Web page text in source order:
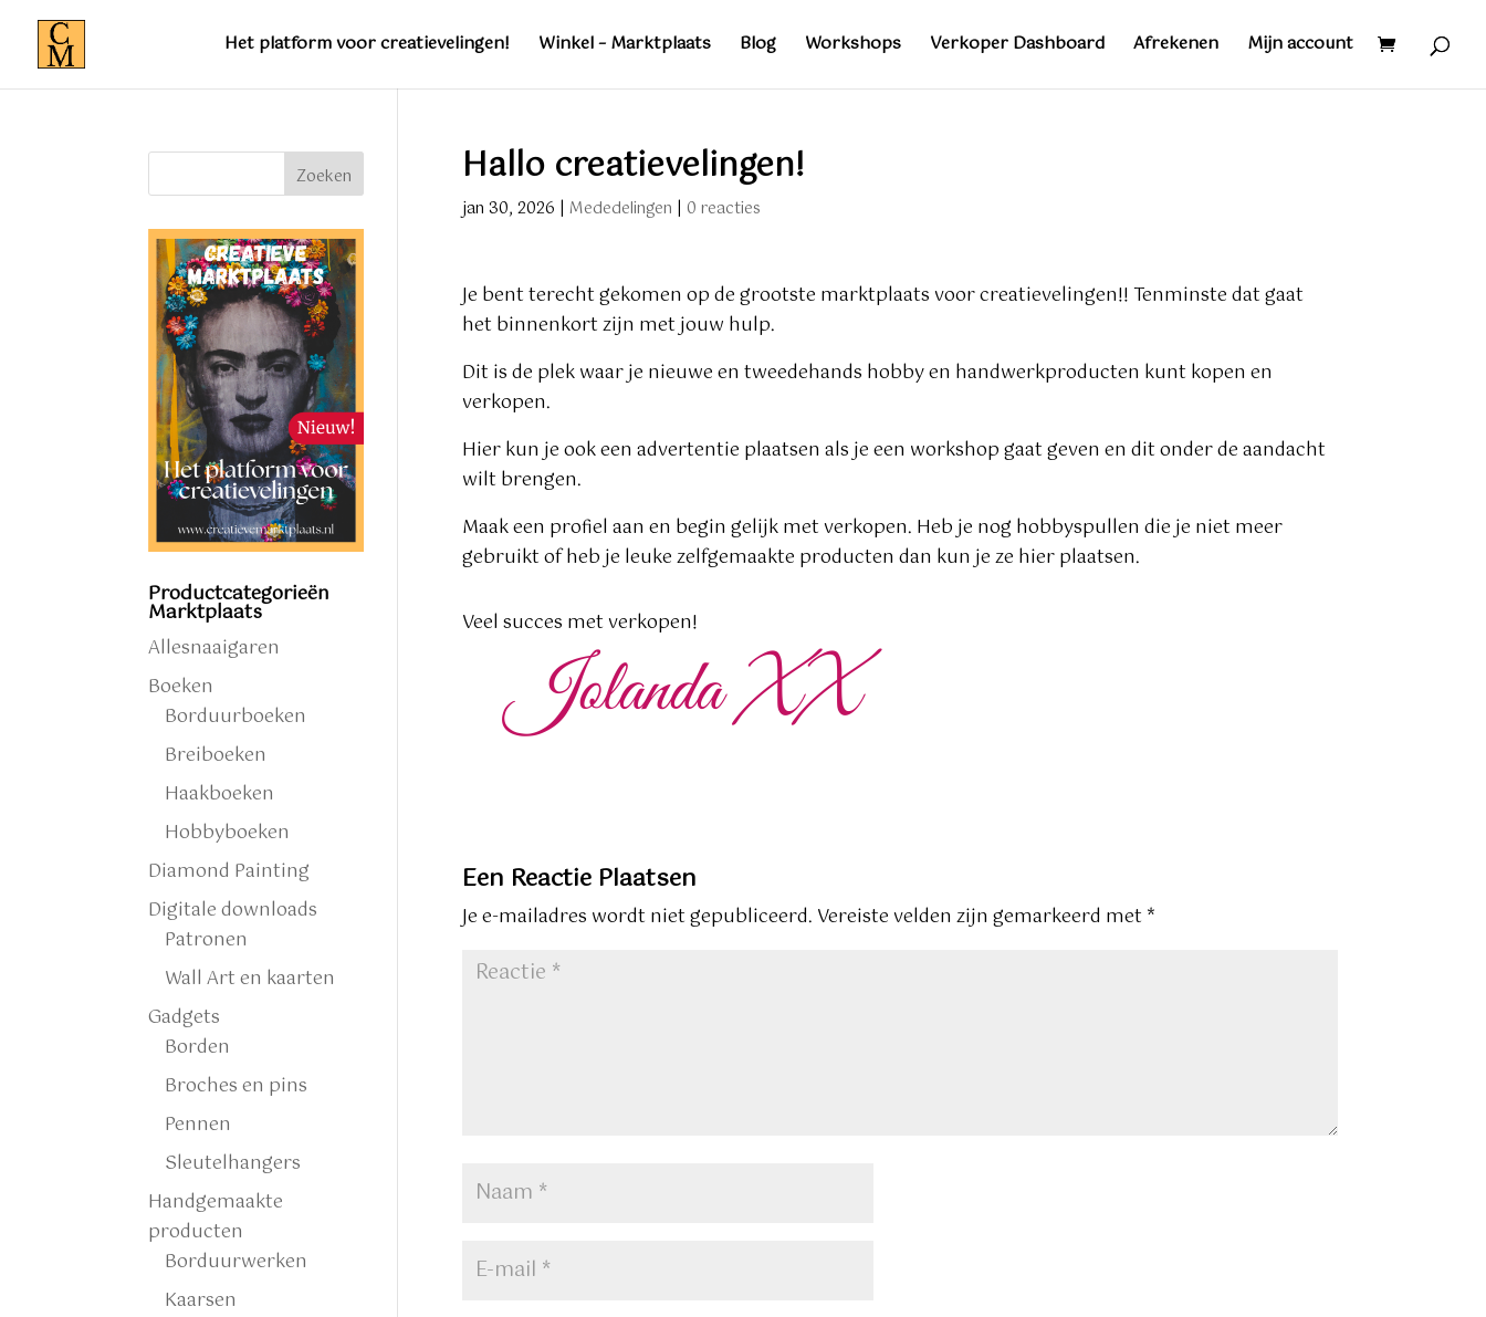
Het platform voor creatievelingen! Winkel – Marktplaats Blog Workshops Verkoper Dashboard Afrekenen Mijn account
Hallo creatievelingen!
jan 30, 2026 | Mededelingen | 0 reacties
Je bent terecht gekomen op de grootste marktplaats voor creatievelingen!! Tenminste dat gaat
het binnenkort zijn met jouw hulp.
Dit is de plek waar je nieuwe en tweedehands hobby en handwerkproducten kunt kopen en
verkopen.
Hier kun je ook een advertentie plaatsen als je een workshop gaat geven en dit onder de aandacht
wilt brengen.
Maak een profiel aan en begin gelijk met verkopen. Heb je nog hobbyspullen die je niet meer
gebruikt of heb je leuke zelfgemaakte producten dan kun je ze hier plaatsen.
Veel succes met verkopen!
Een Reactie Plaatsen
Je e-mailadres wordt niet gepubliceerd. Vereiste velden zijn gemarkeerd met *
Zoeken
Productcategorieën
Marktplaats
Allesnaaigaren
Boeken
Borduurboeken
Breiboeken
Haakboeken
Hobbyboeken
Diamond Painting
Digitale downloads
Patronen
Wall Art en kaarten
Gadgets
Borden
Broches en pins
Pennen
Sleutelhangers
Handgemaakte
producten
Borduurwerken
Kaarsen